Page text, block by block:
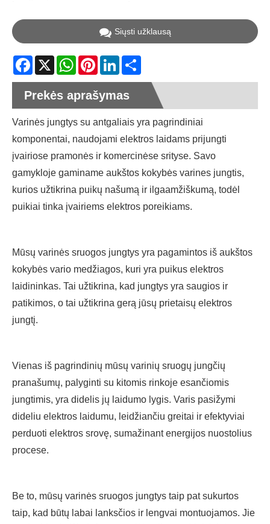
Siųsti užklausą
Facebook
X WhatsApp
PinterestLinkedIn
Prekės aprašymas
Varinės jungtys su antgaliais yra pagrindiniai
komponentai, naudojami elektros laidams prijungti
įvairiose pramonės ir komercinėse srityse. Savo
gamykloje gaminame aukštos kokybės varines jungtis,
kurios užtikrina puikų našumą ir ilgaamžiškumą, todėl
puikiai tinka įvairiems elektros poreikiams.
Mūsų varinės sruogos jungtys yra pagamintos iš aukštos
kokybės vario medžiagos, kuri yra puikus elektros
laidininkas. Tai užtikrina, kad jungtys yra saugios ir
patikimos, o tai užtikrina gerą jūsų prietaisų elektros
jungtį.
Vienas iš pagrindinių mūsų varinių sruogų jungčių
pranašumų, palyginti su kitomis rinkoje esančiomis
jungtimis, yra didelis jų laidumo lygis. Varis pasižymi
dideliu elektros laidumu, leidžiančiu greitai ir efektyviai
perduoti elektros srovę, sumažinant energijos nuostolius
procese.
Be to, mūsų varinės sruogos jungtys taip pat sukurtos
taip, kad būtų labai lanksčios ir lengvai montuojamos. Jie